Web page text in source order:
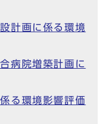
計画に係る環境
病院増築計画に
る環境影響評価